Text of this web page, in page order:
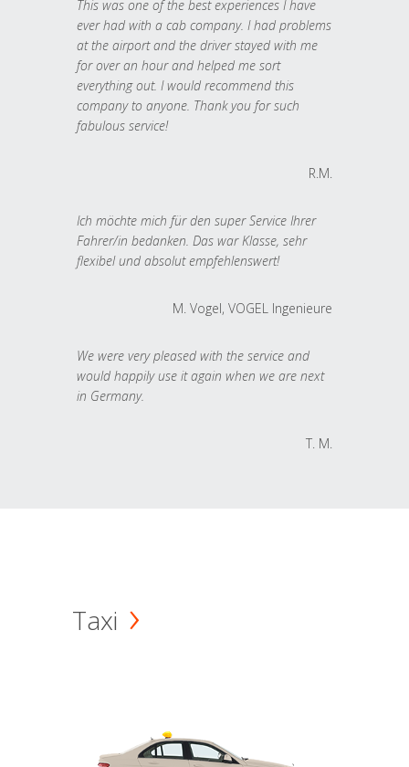
This was one of the best experiences I have
ever had with a cab company. I had problems
at the airport and the driver stayed with me
for over an hour and helped me sort
everything out. I would recommend this
company to anyone. Thank you for such
fabulous service!
R.M.
Ich möchte mich für den super Service Ihrer
Fahrer/in bedanken. Das war Klasse, sehr
flexibel und absolut empfehlenswert!
M. Vogel, VOGEL Ingenieure
We were very pleased with the service and
would happily use it again when we are next
in Germany.
T. M.
Taxi